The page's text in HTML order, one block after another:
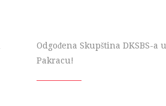
Odgođena Skupština DKSBS-a u
Pakracu!